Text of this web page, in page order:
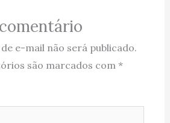
e-mail não será publicado.
são marcados com *